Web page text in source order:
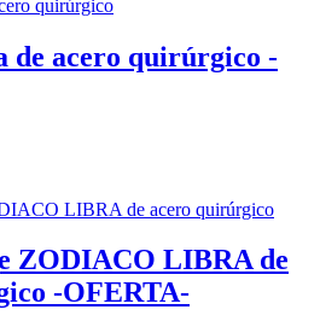
de acero quirúrgico -
ZODIACO LIBRA de
-OFERTA-